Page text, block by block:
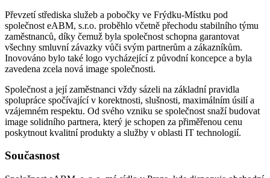
Převzetí střediska služeb a pobočky ve Frýdku-Místku pod
společnost eABM, s.r.o. proběhlo včetně přechodu stabilního týmu
zaměstnanců, díky čemuž byla společnost schopna garantovat
všechny smluvní závazky vůči svým partnerům a zákazníkům.
Inovováno bylo také logo vycházející z původní koncepce a byla
zavedena zcela nová image společnosti.
Společnost a její zaměstnanci vždy sázeli na základní pravidla
spolupráce spočívající v korektnosti, slušnosti, maximálním úsilí a
vzájemném respektu. Od svého vzniku se společnost snaží budovat
image solidního partnera, který je schopen za přiměřenou cenu
poskytnout kvalitní produkty a služby v oblasti IT technologií.
Současnost